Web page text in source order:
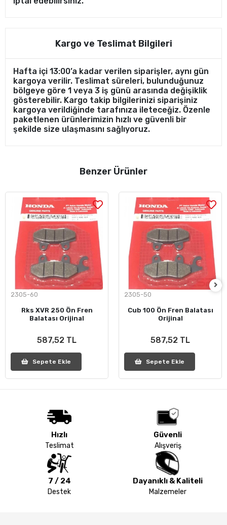
Kargo ve Teslimat Bilgileri
Hafta içi 13:00’a kadar verilen siparişler, aynı gün
kargoya verilir. Teslimat süreleri, bulunduğunuz
bölgeye göre 1 veya 3 iş günü arasında değişiklik
gösterebilir. Kargo takip bilgilerinizi siparişiniz
kargoya verildiğinde tarafınıza ileteceğiz. Özenle
paketlenen ürünlerimizin hızlı ve güvenli bir
şekilde size ulaşmasını sağlıyoruz.
Benzer Ürünler
2305-60
Rks XVR 250 Ön Fren
Balatası Orijinal
587,52 TL
Sepete Ekle
2305-50
Cub 100 Ön Fren Balatası
Orijinal
587,52 TL
Sepete Ekle
Hızlı
Teslimat
Güvenli
Alışveriş
7 / 24
Destek
Dayanıklı & Kaliteli
Malzemeler